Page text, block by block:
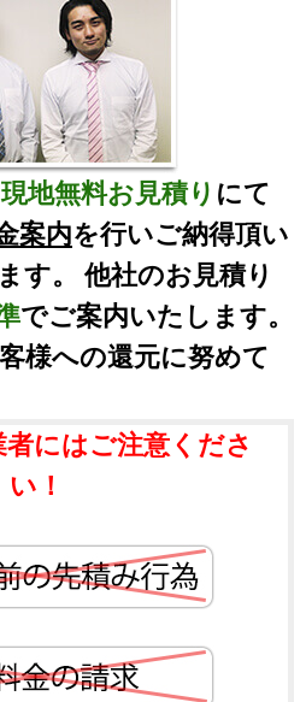
現地無料お見積り にて
案内を行いご納得頂い
す。 他社のお見積り
でご案内いたします。
様への還元に努めて
にはご注意くださ
い！